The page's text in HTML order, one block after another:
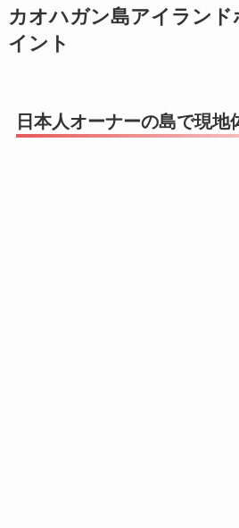
カオハガン島アイラン
イント
日本人オーナーの島で現地